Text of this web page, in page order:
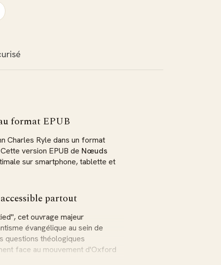
format EPUB
Charles Ryle dans un format
version EPUB de Nœuds
sur smartphone, tablette et
partout
cet ouvrage majeur
évangélique au sein de
questions théologiques
face au mouvement d'Oxford